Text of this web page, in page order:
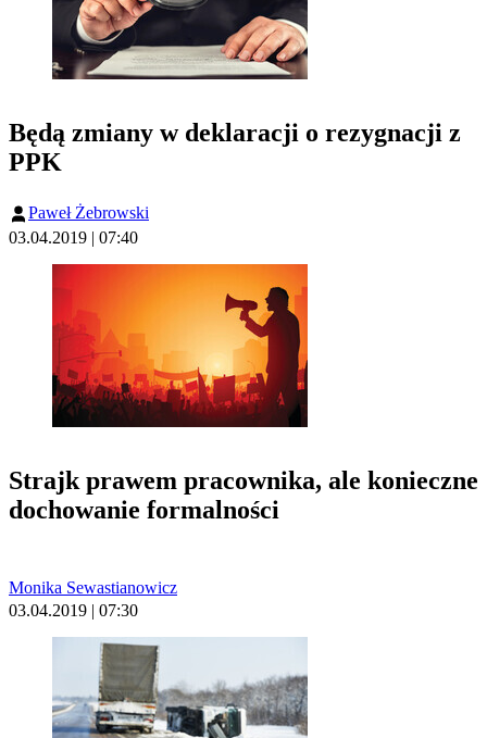
Będą zmiany w deklaracji o rezygnacji z
PPK
Paweł Żebrowski
03.04.2019 | 07:40
Strajk prawem pracownika, ale konieczne
dochowanie formalności
Monika Sewastianowicz
03.04.2019 | 07:30